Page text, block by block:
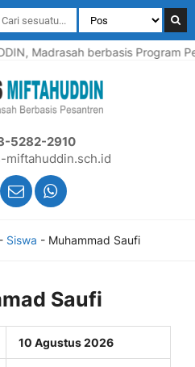
Madrasah berbasis Program
5282-2910
miftahuddin.sch.id
- Siswa - Muhammad Saufi
Saufi
10 Agustus 2026